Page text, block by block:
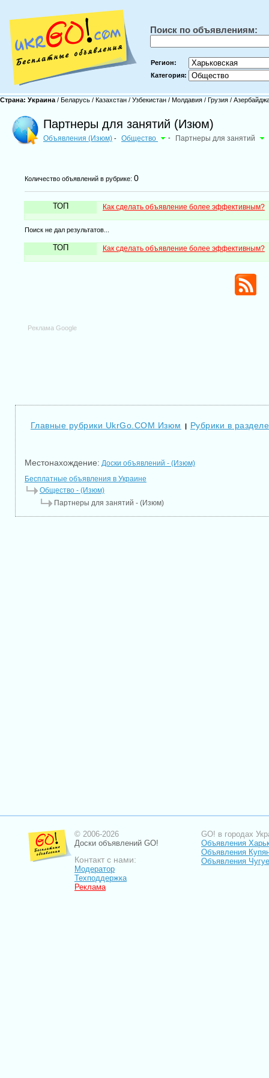
Поиск по объявлениям:
Регион:
Категория:
Страна: Украина / Беларусь / Казахстан / Узбекистан / Молдавия / Грузия /
Партнеры для занятий (Изюм)
Объявления (Изюм) - Общество - Партнеры для занятий
Количество объявлений в рубрике: 0
ТОП Как сделать объявление более эффективным?
Поиск не дал результатов...
ТОП Как сделать объявление более эффективным?
Реклама Google
Главные рубрики UkrGo.COM Изюм | Рубрики в
Местонахождение: Доски объявлений - (Изюм)
Бесплатные объявления в Украине
Общество - (Изюм)
Партнеры для занятий - (Изюм)
© 2006-2026
Доски объявлений GO!
Контакт с нами:
Модератор
Техподдержка
Реклама
GO! в городах
Объявления
Объявления
Объявления